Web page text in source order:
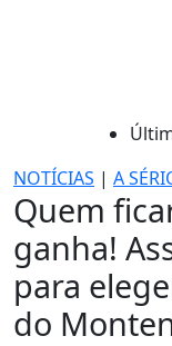
NOTÍCIAS | A
Quem
ganha!
para
do